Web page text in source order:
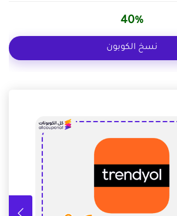
40%
نسخ الكوبون